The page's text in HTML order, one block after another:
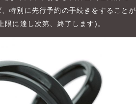
特別に先行予約の手続きをすることが
に達し次第、終了します)。